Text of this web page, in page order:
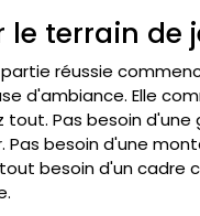
le terrain de
réussie
d'ambiance. Elle
tout. Pas besoin
Pas besoin d'une
besoin d'un cadre